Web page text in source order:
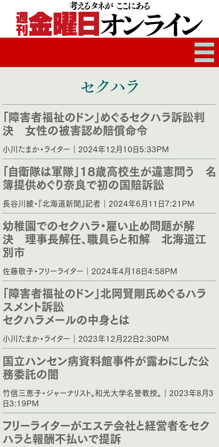
セクハラ
「障害者福祉のドン」めぐるセクハラ訴訟判
決 女性の被害認め賠償命令
小川たまか・ライター｜2024年12月10日5:33PM
「自衛隊は軍隊」18歳高校生が違憲問う 名
簿提供めぐり奈良で初の国賠訴訟
長谷川綾・『北海道新聞』記者｜2024年6月11日7:21PM
幼稚園でのセクハラ・雇い止め問題が解
決 理事長解任、職員らと和解 北海道江
別市
佐藤敬子・フリーライター｜2024年4月18日4:58PM
「障害者福祉のドン」北岡賢剛氏めぐるハラ
スメント訴訟
セクハラメールの中身とは
小川たまか・ライター｜2023年12月22日2:30PM
国立ハンセン病資料館事件が露わにした公
務委託の闇
竹信三恵子・ジャーナリスト。和光大学名誉教授。｜2023年8月3
日3:19PM
フリーライターがエステ会社と経営者をセク
ハラと報酬不払いで提訴